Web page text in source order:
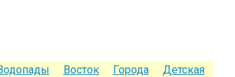
Восток Города
Детская